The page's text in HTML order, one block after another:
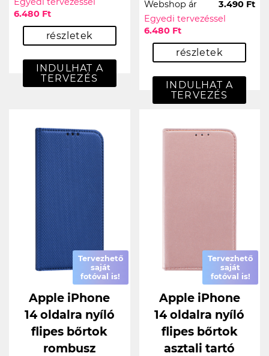
6.480 Ft
részletek
INDULHAT A
TERVEZÉS
Webshop ár
3.490 Ft
Egyedi tervezéssel
6.480 Ft
részletek
INDULHAT A
TERVEZÉS
Tervezhető
saját
fotóval is!
Apple iPhone
14 oldalra nyíló
flipes bőrtok
rombusz
Tervezhető
saját
fotóval is!
Apple iPhone
14 oldalra nyíló
flipes bőrtok
asztali tartó